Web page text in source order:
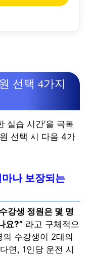
선택 4가지
실습 시간’을 극복
선택 시 다음 4가
나 보장되는
강생 정원은 몇 명
요?” 라고 구체적으
수강생이 2대의
면, 1인당 운전 시